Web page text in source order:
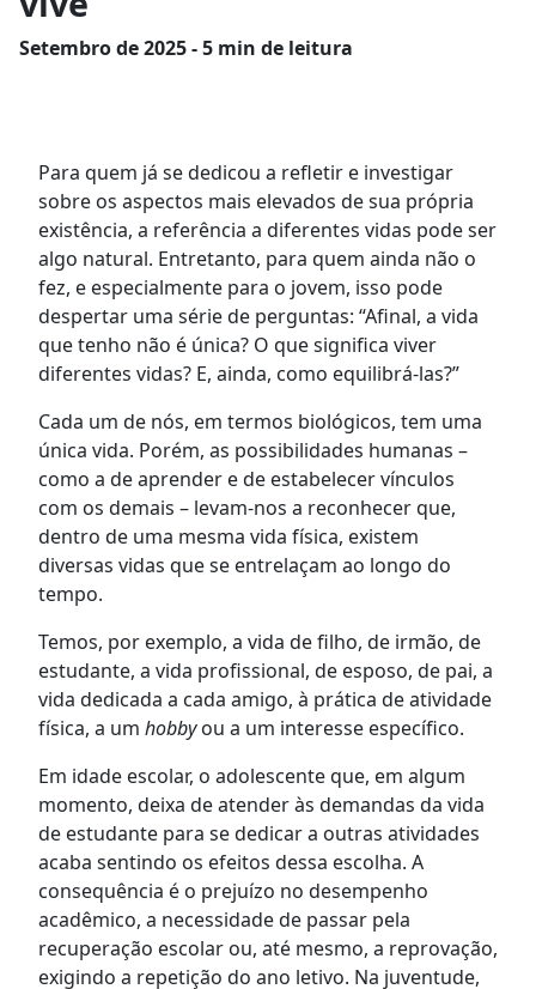
Setembrode 2025 - 5 min de leitura
Para quem já se dedicou a refletir e investigar
sobre os aspectos mais elevados de sua própria
existência, a referência a diferentes vidas pode ser
algo natural. Entretanto, para quem ainda não o
fez, e especialmente para o jovem, isso pode
despertar uma série de perguntas: “Afinal, a vida
que tenho não é única? O que significa viver
diferentes vidas? E, ainda, como equilibrá-las?”
Cada um de nós, em termos biológicos, tem uma
única vida. Porém, as possibilidades humanas –
como a de aprender e de estabelecer vínculos
com os demais – levam-nos a reconhecer que,
dentro de uma mesma vida física, existem
diversas vidas que se entrelaçam ao longo do
tempo.
Temos, por exemplo, a vida de filho, de irmão, de
estudante, a vida profissional, de esposo, de pai, a
vida dedicada a cada amigo, à prática de atividade
física, a um hobbyou a um interesse específico.
Em idade escolar, o adolescente que, em algum
momento, deixa de atender às demandas da vida
de estudante para se dedicar a outras atividades
acaba sentindo os efeitos dessa escolha. A
consequência é o prejuízo no desempenho
acadêmico, a necessidade de passar pela
recuperação escolar ou, até mesmo, a reprovação,
exigindo a repetição do ano letivo. Na juventude,